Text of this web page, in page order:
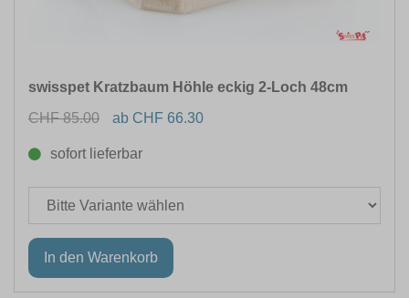
swisspet Kratzbaum Höhle eckig 2-Loch 48cm
CHF 85.00
ab CHF 66.30
sofort lieferbar